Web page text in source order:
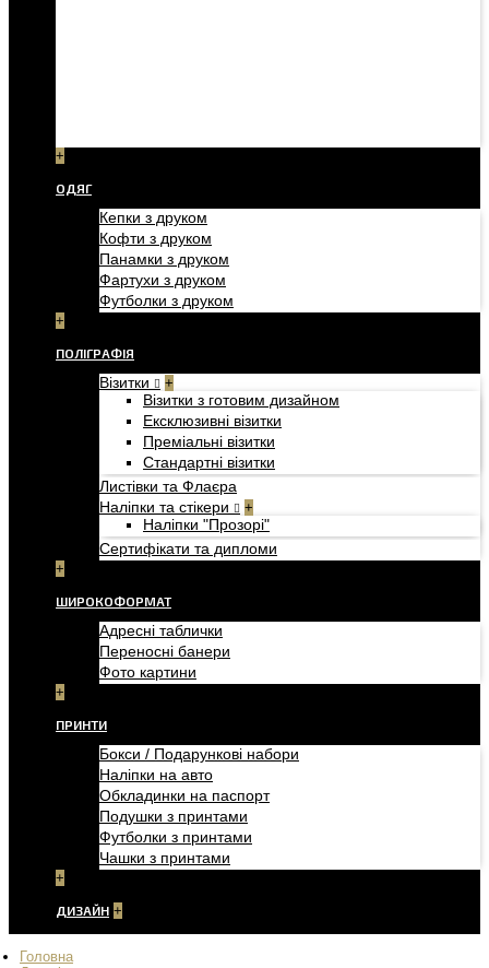
+
ОДЯГ
Кепки з друком
Кофти з друком
Панамки з друком
Фартухи з друком
Футболки з друком
+
ПОЛІГРАФІЯ
Візитки +
Візитки з готовим дизайном
Ексклюзивні візитки
Преміальні візитки
Стандартні візитки
Листівки та Флаєра
Наліпки та стікери
+
Наліпки "Прозорі"
Сертифікати та дипломи
+
ШИРОКОФОРМАТ
Адресні таблички
Переносні банери
Фото картини
+
ПРИНТИ
Бокси / Подарункові набори
Наліпки на авто
Обкладинки на паспорт
Подушки з принтами
Футболки з принтами
Чашки з принтами
+
ДИЗАЙН +
Головна